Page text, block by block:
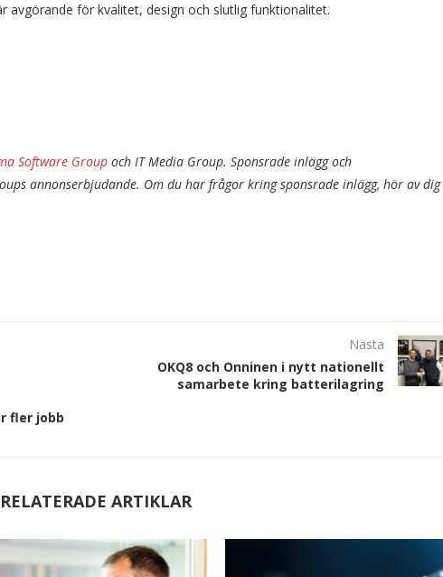
avgörande för kvalitet, design och slutlig funktionalitet.
Software Group och IT Media Group. Sponsrade inlägg och
annonserbjudande. Om du har frågor kring sponsrade inlägg, hör av dig
fler jobb
Nästa
OKQ8 och Onninen i nytt nationellt
samarbete kring batterilagring
RELATERADE ARTIKLAR